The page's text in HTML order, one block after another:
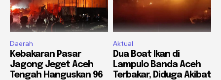
Daerah
Kebakaran Pasar
Jagong Jeget Aceh
Tengah Hanguskan 96
Aktual
Dua Boat Ikan di
Lampulo Banda Aceh
Terbakar, Diduga Akibat